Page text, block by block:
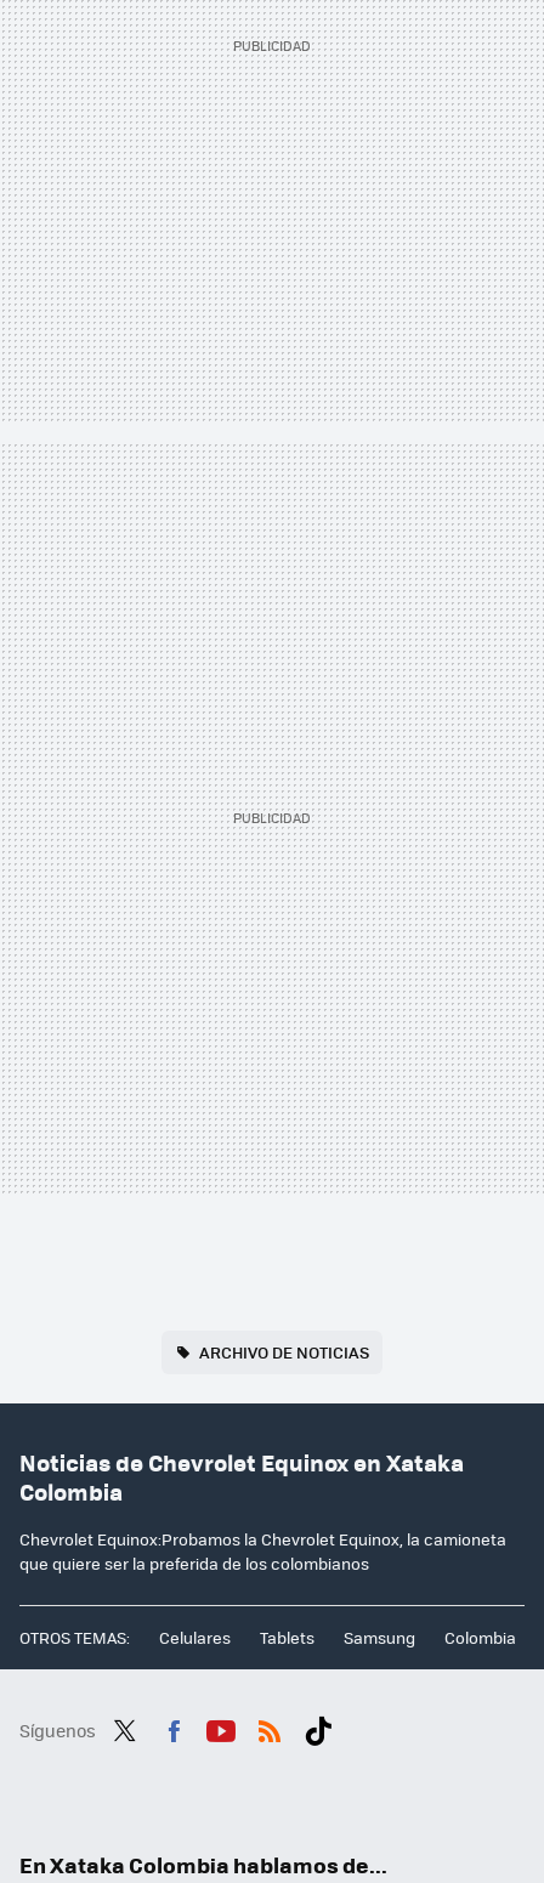
ARCHIVO DE NOTICIAS
Noticias de Chevrolet Equinox en Xataka
Colombia
Chevrolet Equinox:Probamos la Chevrolet Equinox, la camioneta
que quiere ser la preferida de los colombianos
OTROS TEMAS: Celulares Tablets Samsung Colombia
Síguenos
En Xataka Colombia hablamos de...